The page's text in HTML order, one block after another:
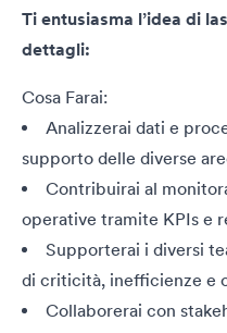
Ti entusiasma l’idea di
dettagli:
Cosa Farai:
Analizzerai dati e
supporto delle diverse
Contribuirai al
operative tramite KPIs e
Supporterai i diversi
di criticità, inefficienze e
Collaborerai con